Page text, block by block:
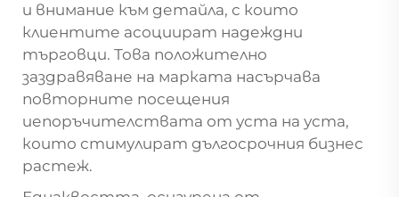
и внимание към детайла, с които
клиентите асоциират надеждни
търговци. Това положително
заздравяване на марката насърчава
повторните посещения
иепоръчителствата от уста на уста,
които стимулират дългосрочния бизнес
растеж.